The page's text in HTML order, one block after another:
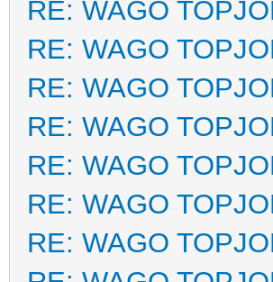
RE: WAGO
RE: WAGO
RE: WAGO
RE: WAGO
RE: WAGO
RE: WAGO
RE: WAGO